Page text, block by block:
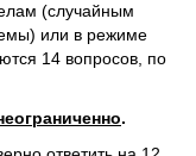
(случайным
или в режиме
14 вопросов, по
.